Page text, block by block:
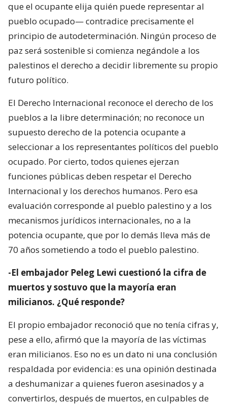
que el ocupante elija quién puede representar al
pueblo ocupado— contradice precisamente el
principio de autodeterminación. Ningún proceso de
paz será sostenible si comienza negándole a los
palestinos el derecho a decidir libremente su propio
futuro político.
El Derecho Internacional reconoce el derecho de los
pueblos a la libre determinación; no reconoce un
supuesto derecho de la potencia ocupante a
seleccionar a los representantes políticos del pueblo
ocupado. Por cierto, todos quienes ejerzan
funciones públicas deben respetar el Derecho
Internacional y los derechos humanos. Pero esa
evaluación corresponde al pueblo palestino y a los
mecanismos jurídicos internacionales, no a la
potencia ocupante, que por lo demás lleva más de
70 años sometiendo a todo el pueblo palestino.
-El embajador Peleg Lewi cuestionó la cifra de
muertos y sostuvo que la mayoría eran
milicianos. ¿Qué responde?
El propio embajador reconoció que no tenía cifras y,
pese a ello, afirmó que la mayoría de las víctimas
eran milicianos. Eso no es un dato ni una conclusión
respaldada por evidencia: es una opinión destinada
a deshumanizar a quienes fueron asesinados y a
convertirlos, después de muertos, en culpables de